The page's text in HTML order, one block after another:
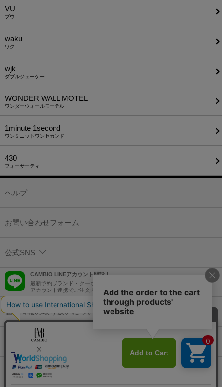
VU
ブウ
waku
ワク
wjk
ダブルジェーケー
WONDER WALL MOTEL
ワンダーウォールモーテル
1minute​ 1second
ワンミニットワンセカンド
430
フォーサーティ
ヘルプ
お問い合わせフォーム
公式SNS
CAMBIO LINEアカウント開設！
最新予約ブランド・クーポン情報などを配信！
アカウント連携でご注文内容をLINEでも確認可能！
個人情報の取り扱いについて
特定商取引法に基づく表示
コーポレートサイト